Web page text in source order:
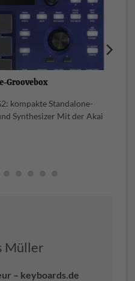
Groovebox
kompakte Standalone-
Synthesizer Mit der Akai
Müller
– keyboards.de